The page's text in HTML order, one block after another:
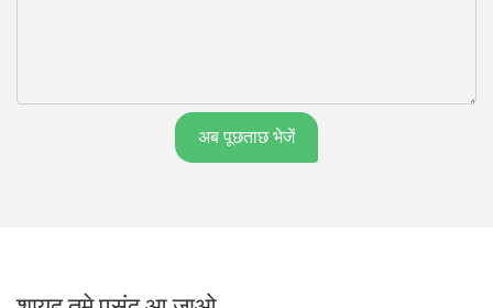
अब पूछताछ भेजें